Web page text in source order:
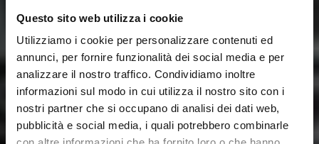
Questo sito web utilizza i cookie
Utilizziamo i cookie per personalizzare contenuti ed
annunci, per fornire funzionalità dei social media e per
analizzare il nostro traffico. Condividiamo inoltre
informazioni sul modo in cui utilizza il nostro sito con i
nostri partner che si occupano di analisi dei dati web,
pubblicità e social media, i quali potrebbero combinarle